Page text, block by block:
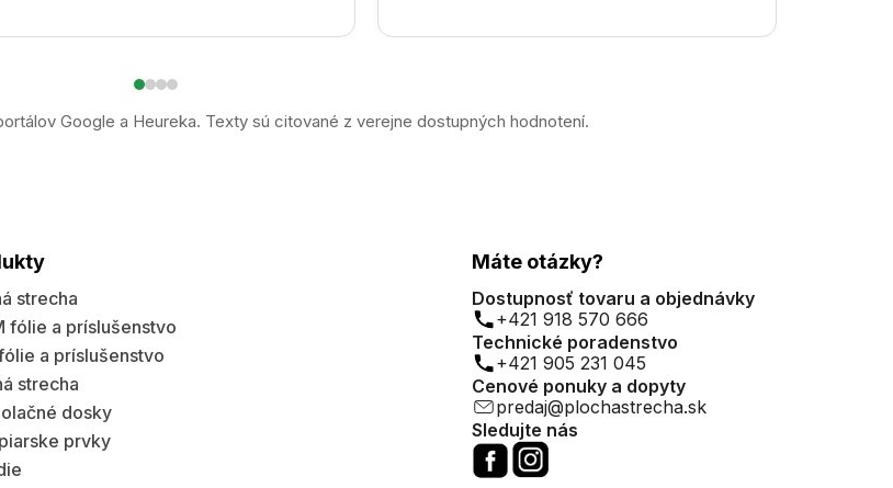
Google a Heureka. Texty sú citované z verejne dostupných hodnotení.
strecha
fólie a príslušenstvo
a príslušenstvo
strecha
dosky
prvky
Máte otázky?
Dostupnosť tovaru a objednávky
+421 918 570 666
Technické poradenstvo
+421 905 231 045
Cenové ponuky a dopyty
predaj@plochastrecha.sk
Sledujte nás